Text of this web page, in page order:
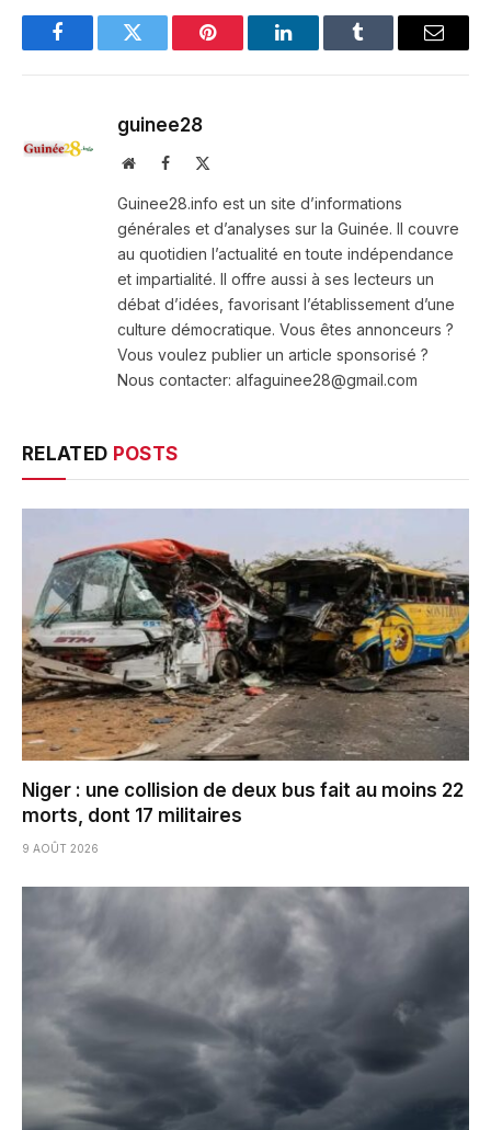
FacebookTwitter Pinterest LinkedInTumblr Email
guinee28
WebsiteFacebook
Guinee28.info est un site d’informations
générales et d’analyses sur la Guinée. Il couvre
au quotidien l’actualité en toute indépendance
et impartialité. Il offre aussi à ses lecteurs un
débat d’idées, favorisant l’établissement d’une
culture démocratique. Vous êtes annonceurs ?
Vous voulez publier un article sponsorisé ?
Nous contacter: alfaguinee28@gmail.com
RELATED POSTS
Niger : une collision de deux bus fait au moins 22
morts, dont 17 militaires
9 AOÛT 2026